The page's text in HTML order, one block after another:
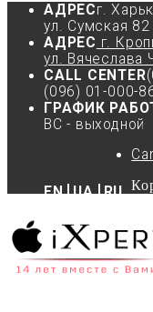
АДРЕСг.
ул. Сумская 82
АДРЕС г.
ул. Вячеслава
CALL CENTER
(096) 01-000-
ГРАФИК
ВС - выходной
EN UA RU